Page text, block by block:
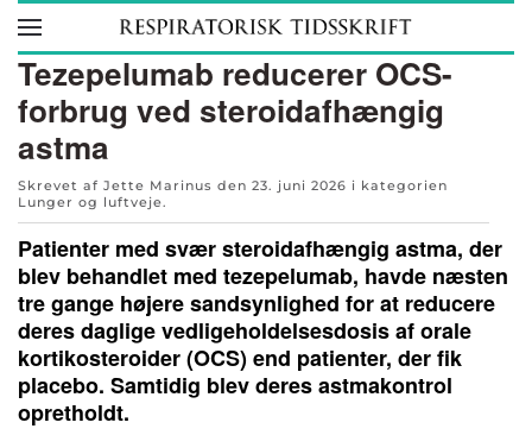
Skip to main content
Tezepelumab reducerer OCS-
forbrug ved steroidafhængig
astma
Skrevet af Jette Marinus den 23. juni 2026 i kategorien
Lunger og luftveje.
Patienter med svær steroidafhængig astma, der
blev behandlet med tezepelumab, havde næsten
tre gange højere sandsynlighed for at reducere
deres daglige vedligeholdelsesdosis af orale
kortikosteroider (OCS) end patienter, der fik
placebo. Samtidig blev deres astmakontrol
opretholdt.